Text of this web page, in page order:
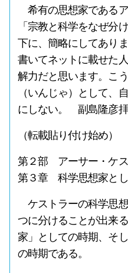
希有の思想家である
「宗教と科学をなぜ分
下に、簡略にしてあり
書いてネットに載せた
解力だと思います。こ
（いんじゃ）として、
にしない。 副島隆彦拝
（転載貼り付け始め）
第２部 アーサー・ケ
第３章 科学思想家と
ケストラーの科学思
つに分けることが出来
家」としての時期、そ
の時期である。